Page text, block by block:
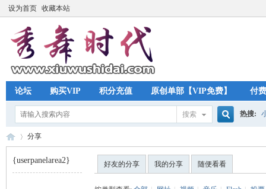
设为首页 收藏本站
论坛 购买VIP 积分充值 原创单部【VIP免费】 付
搜索 热搜:
分享
{userpanelarea2} 好友的分享 我的分享 随便看看